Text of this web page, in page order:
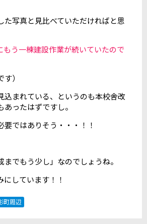
た写真と見比べていただければと思
もう一棟建設作業が続いていたので
）
込まれている、というのも本校舎改
ったはずですし。
要ではありそう・・・！！
までもう少し」なのでしょうね。
しています！！
町周辺